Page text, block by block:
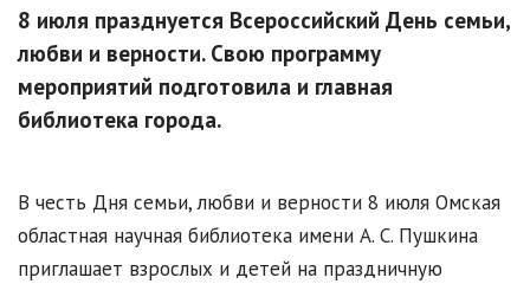
8 июля празднуется Всероссийский День семьи,
любви и верности. Свою программу
мероприятий подготовила и главная
библиотека города.
В честь Дня семьи, любви и верности 8 июля Омская
областная научная библиотека имени А. С. Пушкина
приглашает взрослых и детей на праздничную